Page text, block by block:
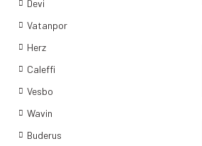
Devi
Vatanpor
Herz
Caleffi
Vesbo
Wavin
Buderus